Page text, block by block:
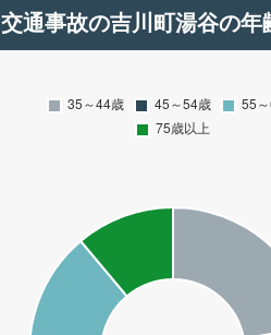
交通事故の吉川町湯谷の年